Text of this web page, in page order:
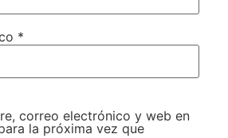
*
correo electrónico y web en
la próxima vez que